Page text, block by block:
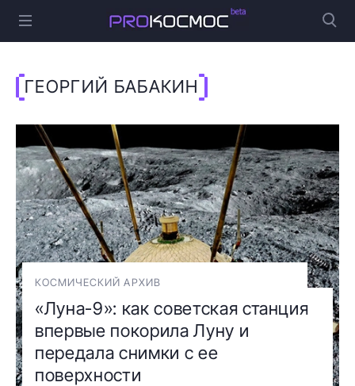
ГЕОРГИЙ БАБАКИН
КОСМИЧЕСКИЙ АРХИВ
«Луна-9»: как советская станция
впервые покорила Луну и
передала снимки с ее
поверхности